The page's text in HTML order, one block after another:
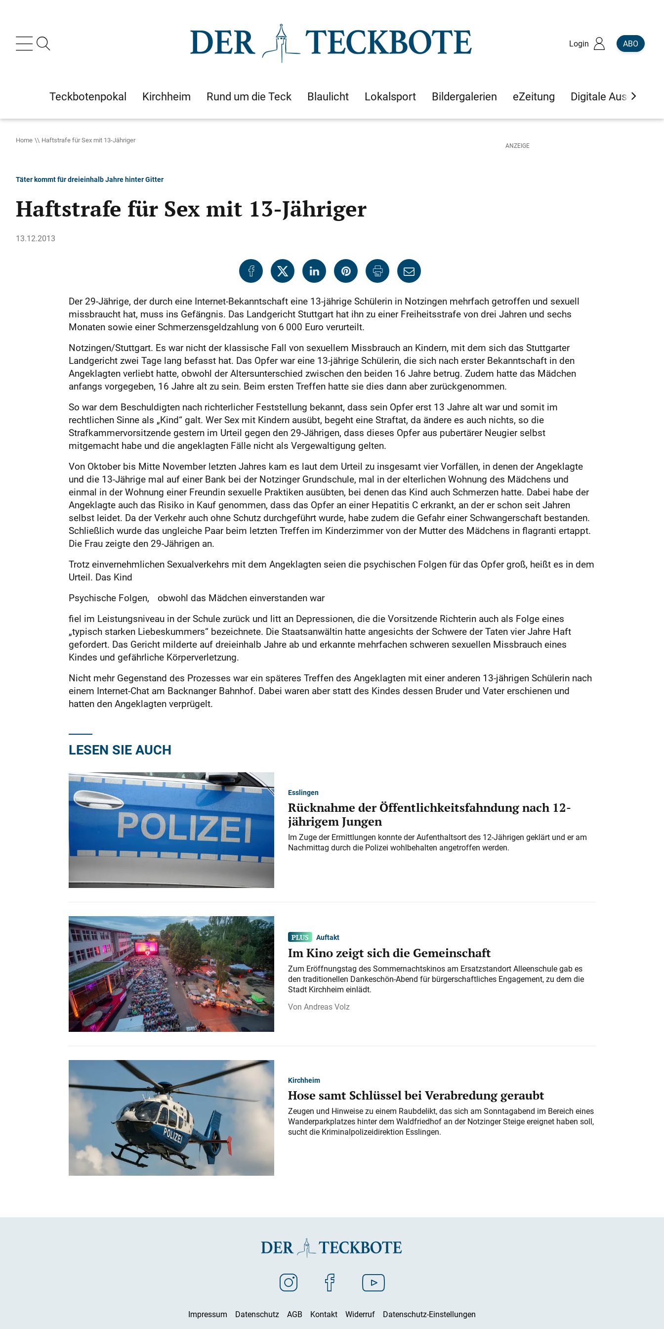
Login ABO
Teckbotenpokal Kirchheim Rund um die Teck Blaulicht Lokalsport Bildergalerien eZeitung Digitale Ausgaben
Home Haftstrafe für Sex mit 13-Jähriger
Täter kommt für dreieinhalb Jahre hinter Gitter
Haftstrafe für Sex mit 13-Jähriger
13.12.2013
Der 29-Jährige, der durch eine Internet-Bekanntschaft eine 13-jährige Schülerin in Notzingen mehrfach getroffen und sexuell
missbraucht hat, muss ins Gefängnis. Das Landgericht Stuttgart hat ihn zu einer Freiheitsstrafe von drei Jahren und sechs
Monaten sowie einer Schmerzensgeldzahlung von 6 000 Euro verurteilt.
Notzingen/Stuttgart. Es war nicht der klassische Fall von sexuellem Missbrauch an Kindern, mit dem sich das Stuttgarter
Landgericht zwei Tage lang befasst hat. Das Opfer war eine 13-jährige Schülerin, die sich nach erster Bekanntschaft in den
Angeklagten verliebt hatte, obwohl der Altersunterschied zwischen den beiden 16 Jahre betrug. Zudem hatte das Mädchen
anfangs vorgegeben, 16 Jahre alt zu sein. Beim ersten Treffen hatte sie dies dann aber zurückgenommen.
So war dem Beschuldigten nach richterlicher Feststellung bekannt, dass sein Opfer erst 13 Jahre alt war und somit im
rechtlichen Sinne als „Kind“ galt. Wer Sex mit Kindern ausübt, begeht eine Straftat, da ändere es auch nichts, so die
Strafkammervorsitzende gestern im Urteil gegen den 29-Jährigen, dass dieses Opfer aus pubertärer Neugier selbst
mitgemacht habe und die angeklagten Fälle nicht als Vergewaltigung gelten.
Von Oktober bis Mitte November letzten Jahres kam es laut dem Urteil zu insgesamt vier Vorfällen, in denen der Angeklagte
und die 13-Jährige mal auf einer Bank bei der Notzinger Grundschule, mal in der elterlichen Wohnung des Mädchens und
einmal in der Wohnung einer Freundin sexuelle Praktiken ausübten, bei denen das Kind auch Schmerzen hatte. Dabei habe der
Angeklagte auch das Risiko in Kauf genommen, dass das Opfer an einer Hepatitis C erkrankt, an der er schon seit Jahren
selbst leidet. Da der Verkehr auch ohne Schutz durchgeführt wurde, habe zudem die Gefahr einer Schwangerschaft bestanden.
Schließlich wurde das ungleiche Paar beim letzten Treffen im Kinderzimmer von der Mutter des Mädchens in flagranti ertappt.
Die Frau zeigte den 29-Jährigen an.
Trotz einvernehmlichen Sexualverkehrs mit dem Angeklagten seien die psychischen Folgen für das Opfer groß, heißt es in dem
Urteil. Das Kind
Psychische Folgen, obwohl das Mädchen einverstanden war
fiel im Leistungsniveau in der Schule zurück und litt an Depressionen, die die Vorsitzende Richterin auch als Folge eines
„typisch starken Liebeskummers“ bezeichnete. Die Staatsanwältin hatte angesichts der Schwere der Taten vier Jahre Haft
gefordert. Das Gericht milderte auf dreieinhalb Jahre ab und erkannte mehrfachen schweren sexuellen Missbrauch eines
Kindes und gefährliche Körperverletzung.
Nicht mehr Gegenstand des Prozesses war ein späteres Treffen des Angeklagten mit einer anderen 13-jährigen Schülerin nach
einem Internet-Chat am Backnanger Bahnhof. Dabei waren aber statt des Kindes dessen Bruder und Vater erschienen und
hatten den Angeklagten verprügelt.
LESEN SIE AUCH
Esslingen
Rücknahme der Öffentlichkeitsfahndung nach 12-
jährigem Jungen
Im Zuge der Ermittlungen konnte der Aufenthaltsort des 12-Jährigen geklärt und er am
Nachmittag durch die Polizei wohlbehalten angetroffen werden.
Auftakt
Im Kino zeigt sich die Gemeinschaft
Zum Eröffnungstag des Sommernachtskinos am Ersatzstandort Alleenschule gab es
den traditionellen Dankeschön-Abend für bürgerschaftliches Engagement, zu dem die
Stadt Kirchheim einlädt.
Andreas Volz
Kirchheim
Hose samt Schlüssel bei Verabredung geraubt
Zeugen und Hinweise zu einem Raubdelikt, das sich am Sonntagabend im Bereich eines
Wanderparkplatzes hinter dem Waldfriedhof an der Notzinger Steige ereignet haben soll,
sucht die Kriminalpolizeidirektion Esslingen.
Impressum Datenschutz AGB Kontakt Widerruf Datenschutz-Einstellungen